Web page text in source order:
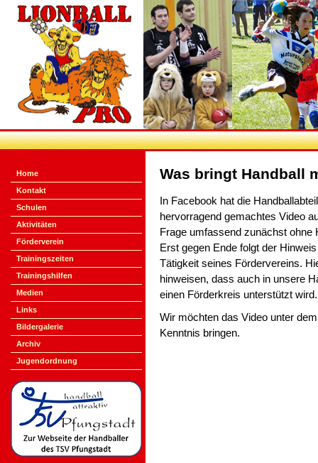
Home
Kontakt
Schulen
Aktivitäten
Förderverein
Trainingszeiten
Trainingshilfen
Medien
Links
Bildergalerie
Archiv
Jugendordnung
Was bringt Handball
In Facebook hat die
hervorragend gemachtes Video
Frage umfassend zunächst ohne
Erst gegen Ende folgt der
Tätigkeit seines Fördervereins.
hinweisen, dass auch in unsere
einen Förderkreis unterstützt wird.
Wir möchten das Video unter
Kenntnis bringen.